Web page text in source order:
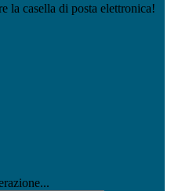
la casella di posta elettronica!